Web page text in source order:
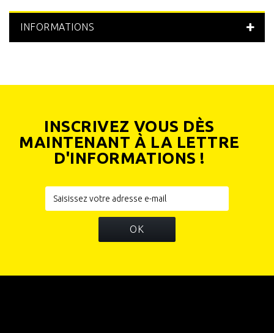
INFORMATIONS
INSCRIVEZ VOUS DÈS
MAINTENANT À LA LETTRE
D'INFORMATIONS !
OK